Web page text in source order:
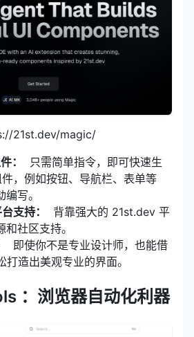
21st.dev/magic/
：
只需简单指令，即可快速生
，例如按钮、导航栏、表单等
写。
支持：
背靠强大的 21st.dev 平
社区支持。
即使你不是专业设计师，也能借
造出美观专业的界面。
：浏览器自动化利器